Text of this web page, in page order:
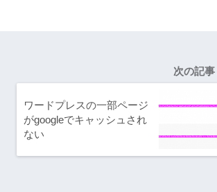
次の記事
ワードプレスの一部ページ
がgoogleでキャッシュされ
ない